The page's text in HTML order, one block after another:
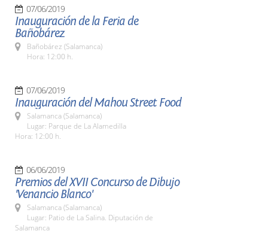
07/06/2019
Inauguración de la Feria de
Bañobárez
Bañobárez (Salamanca)
Hora: 12:00 h.
07/06/2019
Inauguración del Mahou Street Food
Salamanca (Salamanca)
Lugar: Parque de La Alamedilla
Hora: 12:00 h.
06/06/2019
Premios del XVII Concurso de Dibujo
'Venancio Blanco'
Salamanca (Salamanca)
Lugar: Patio de La Salina. Diputación de
Salamanca